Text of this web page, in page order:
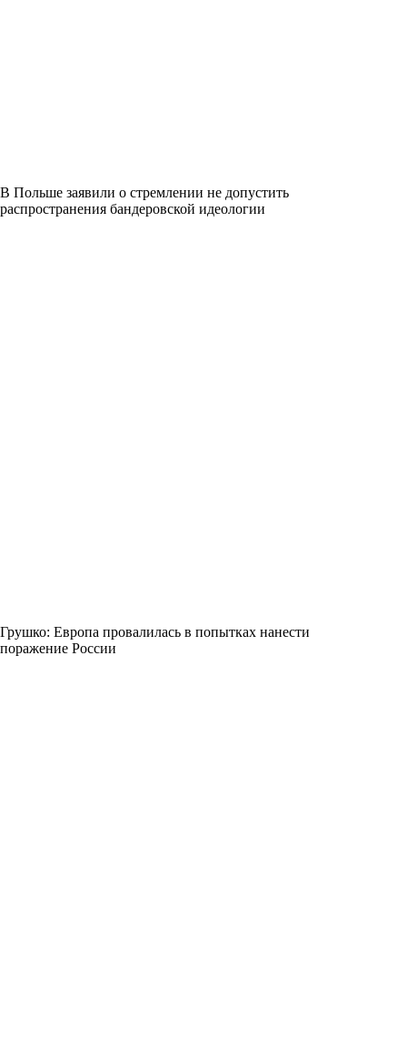
В Польше заявили о стремлении не допустить
распространения бандеровской идеологии
Грушко: Европа провалилась в попытках нанести
поражение России